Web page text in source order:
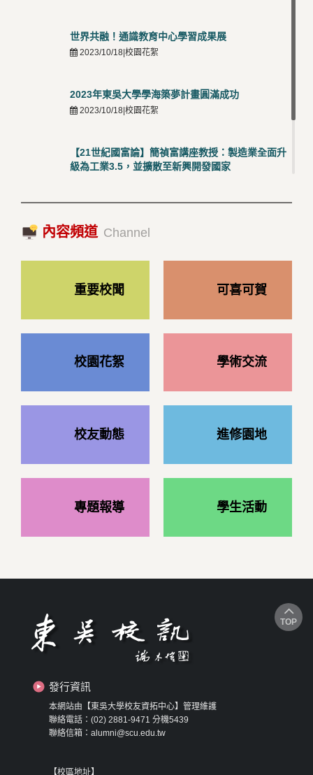
世界共融！通識教育中心學習成果展
2023/10/18|校園花絮
2023年東吳大學學海築夢計畫圓滿成功
2023/10/18|校園花絮
【21世紀國富論】簡禎富講座教授：製造業全面升
級為工業3.5，並擴散至新興開發國家
2023/10/18|推薦閱讀
內容頻道 Channel
重要校聞 可喜可賀
校園花絮 學術交流
校友動態 進修園地
專題報導 學生活動
發行資訊
本網站由【東吳大學校友資拓中心】管理維護
聯絡電話：(02) 2881-9471 分機5439
聯絡信箱：alumni@scu.edu.tw
【校區地址】
TOP